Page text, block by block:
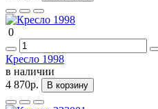
0
Кресло 1998
в наличии
4 870р.
В корзину